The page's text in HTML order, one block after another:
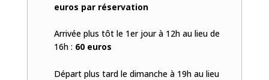
euros par réservation
Arrivée plus tôt le 1er jour à 12h au lieu de
16h : 60 euros
Départ plus tard le dimanche à 19h au lieu